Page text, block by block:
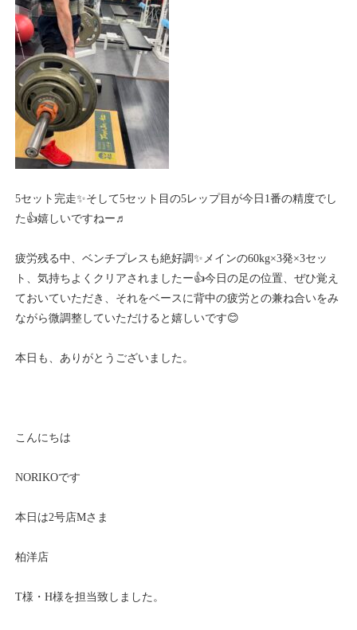
5セット完走✨そして5セット目の5レップ目が今日1番の精度でし
た👍嬉しいですねー♬
疲労残る中、ベンチプレスも絶好調✨メインの60kg×3発×3セッ
ト、気持ちよくクリアされましたー👍今日の足の位置、ぜひ覚え
ておいていただき、それをベースに背中の疲労との兼ね合いをみ
ながら微調整していただけると嬉しいです😊
本日も、ありがとうございました。
こんにちは
NORIKOです
本日は2号店Mさま
柏洋店
T様・H様を担当致しました。